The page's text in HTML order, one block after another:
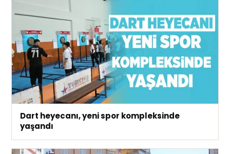
Dart heyecanı, yeni spor kompleksinde
yaşandı